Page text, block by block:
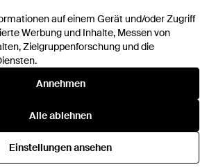
auf einem Gerät und/oder Zugriff
Werbung und Inhalte, Messen von
Zielgruppenforschung und die
Annehmen
Alle ablehnen
Einstellungen ansehen